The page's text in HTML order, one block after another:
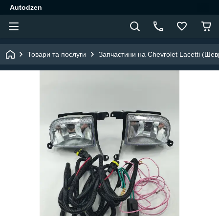
Autodzen
Товари та послуги Запчастини на Chevrolet Lacetti